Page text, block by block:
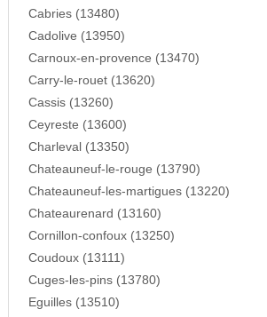
Cabries (13480)
Cadolive (13950)
Carnoux-en-provence (13470)
Carry-le-rouet (13620)
Cassis (13260)
Ceyreste (13600)
Charleval (13350)
Chateauneuf-le-rouge (13790)
Chateauneuf-les-martigues (13220)
Chateaurenard (13160)
Cornillon-confoux (13250)
Coudoux (13111)
Cuges-les-pins (13780)
Eguilles (13510)